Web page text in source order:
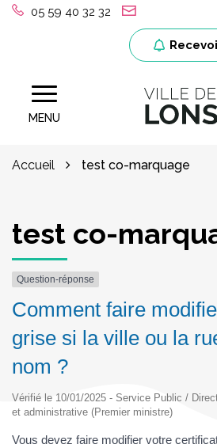
Gestion des traceurs
05 59 40 32 32
MENU Site officiel de la
Accueil test co-marquage
test co-
Question-réponse
Comment faire
grise si la ville ou la
nom ?
Vérifié le 10/01/2025 - Service Public /
et administrative (Premier ministre)
Vous devez faire modifier votre